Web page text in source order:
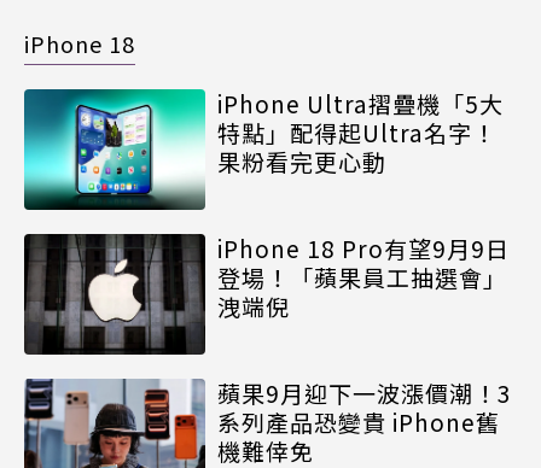
iPhone 18
iPhone Ultra摺疊機「5大
特點」配得起Ultra名字！
果粉看完更心動
iPhone 18 Pro有望9月9日
登場！「蘋果員工抽選會」
洩端倪
蘋果9月迎下一波漲價潮！3
系列產品恐變貴 iPhone舊
機難倖免